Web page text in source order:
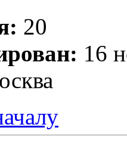
20
16